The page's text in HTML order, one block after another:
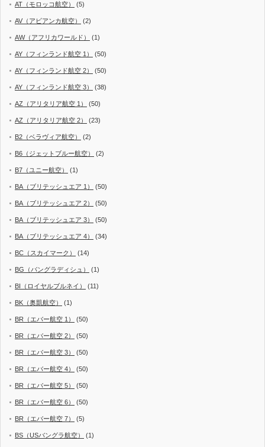
AT（モロッコ航空） (5)
AV（アビアンカ航空） (2)
AW（アフリカワールド） (1)
AY（フィンランド航空 1） (50)
AY（フィンランド航空 2） (50)
AY（フィンランド航空 3） (38)
AZ（アリタリア航空 1） (50)
AZ（アリタリア航空 2） (23)
B2（ベラヴィア航空） (2)
B6（ジェットブルー航空） (2)
B7（ユニー航空） (1)
BA（ブリテッシュエア 1） (50)
BA（ブリテッシュエア 2） (50)
BA（ブリテッシュエア 3） (50)
BA（ブリテッシュエア 4） (34)
BC（スカイマーク） (14)
BG（バングラディシュ） (1)
BI（ロイヤルブルネイ） (11)
BK（奥凱航空） (1)
BR（エバー航空 1） (50)
BR（エバー航空 2） (50)
BR（エバー航空 3） (50)
BR（エバー航空 4） (50)
BR（エバー航空 5） (50)
BR（エバー航空 6） (50)
BR（エバー航空 7） (5)
BS（USバングラ航空） (1)